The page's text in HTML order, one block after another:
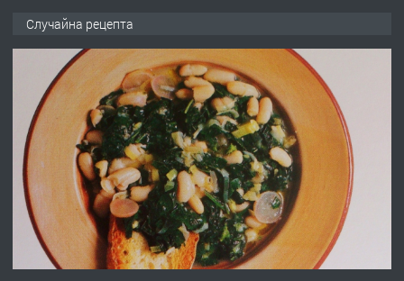
КУБА
преди 2 дни
ПРЕДЛАГА
Продавам парцел в гр. Хасково кв.
Хисаря до ток, вода,канализация,
асфалт 0889 537 426
преди 2 дни
ПРЕДЛАГА СГЛОБЯВАНЕ НА МЕБЕЛИ.
Случайна рецепта